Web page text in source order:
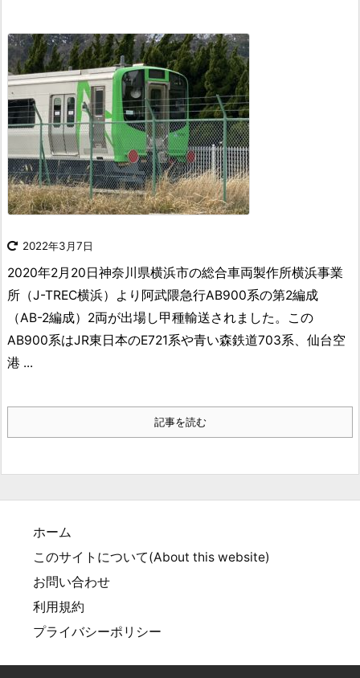
2022年3月7日
2020年2月20日神奈川県横浜市の総合車両製作所横浜事業
所（J-TREC横浜）より阿武隈急行AB900系の第2編成
（AB-2編成）2両が出場し甲種輸送されました。この
AB900系はJR東日本のE721系や青い森鉄道703系、仙台空
港 ...
記事を読む
ホーム
このサイトについて(About this website)
お問い合わせ
利用規約
プライバシーポリシー